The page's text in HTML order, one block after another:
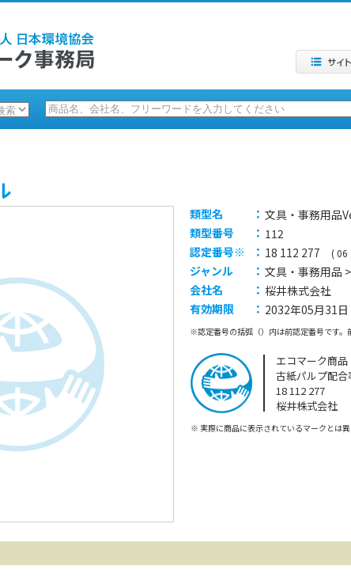
類型名 ： 文具・事務用品
類型番号
： 112
認定番号※
： 18 112 277 ( 06
ジャンル ： 文具・事務用品
会社名
： 桜井株式会社
有効期限
： 2032年05月31日
※認定番号の括弧（）内は前認定番号です。
エコマーク商品
古紙パルプ配合
18 112 277
桜井株式会社
※ 実際に商品に表示されているマークとは異